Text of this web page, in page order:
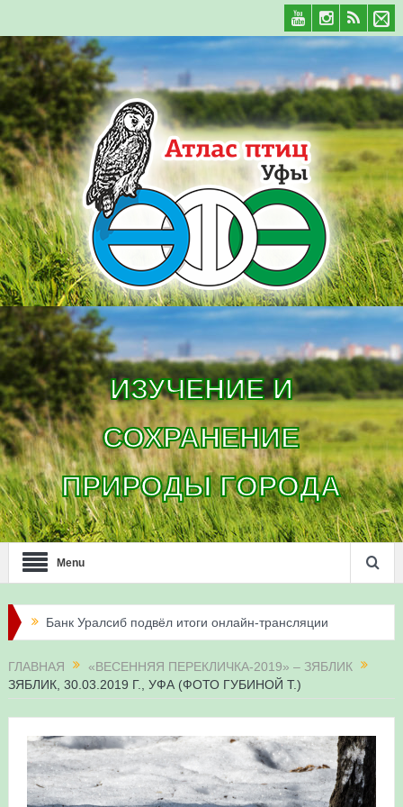
ИЗУЧЕНИЕ И
СОХРАНЕНИЕ
ПРИРОДЫ ГОРОДА
Menu
Банк Уралсиб подвёл итоги онлайн-трансляции
Итоги акции «Соловьиные вечера-2026» в
Три птенца сапсанов Уралсиба получили имена и
кольца
ГЛАВНАЯ
«ВЕСЕННЯЯ ПЕРЕКЛИЧКА-2019» – ЗЯБЛИК
ЗЯБЛИК, 30.03.2019 Г., УФА (ФОТО ГУБИНОЙ Т.)